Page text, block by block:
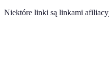
Niektóre linki są linkami